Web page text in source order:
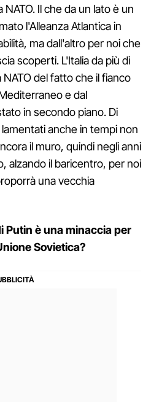
Il che da un lato è un
l'Alleanza Atlantica in
ma dall'altro per noi che
scoperti. L'Italia da più di
del fatto che il fianco
e dal
in secondo piano. Di
anche in tempi non
il muro, quindi negli anni
alzando il baricentro, per noi
una vecchia
Putin è una minaccia per
Sovietica?